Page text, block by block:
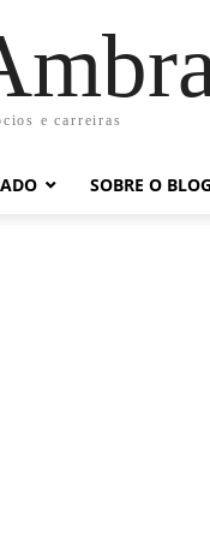
e carreiras
SOBRE O